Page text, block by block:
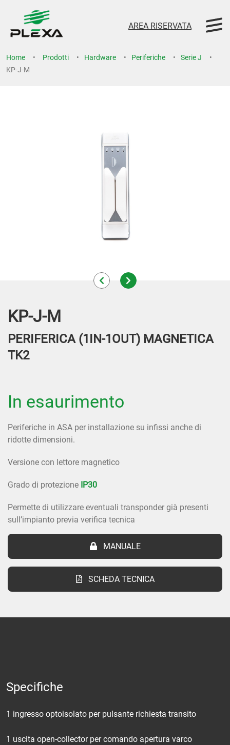
AREA RISERVATA
Home Prodotti Hardware Periferiche
Serie J
KP-J-M
KP-J-M
PERIFERICA (1IN-1OUT) MAGNETICA
TK2
In esaurimento
Periferiche in ASA per installazione su infissi anche di
ridotte dimensioni.
Versione con lettore magnetico
Grado di protezione IP30
Permette di utilizzare eventuali transponder già presenti
sull’impianto previa verifica tecnica
MANUALE
SCHEDA TECNICA
Specifiche
1 ingresso optoisolato per pulsante richiesta transito
1 uscita open-collector per comando apertura varco